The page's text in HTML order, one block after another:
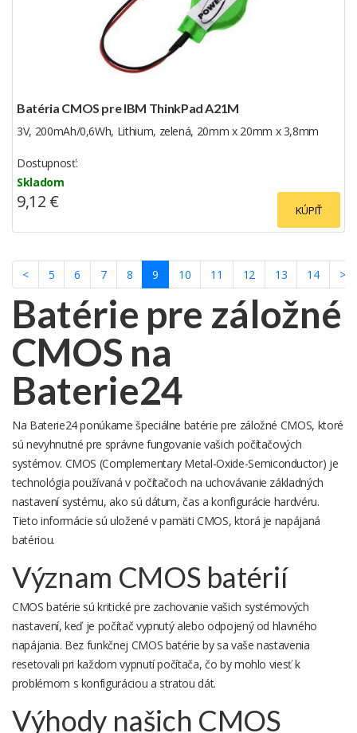
Batéria CMOS pre IBM ThinkPad A21M
3V, 200mAh/0,6Wh, Lithium, zelená, 20mm x 20mm x 3,8mm
Dostupnosť:
Skladom
KÚPIŤ
9,12 €
< 5 6 7 8 9(current)
10 11 12 13 14 >
Batérie pre záložné
CMOS na
Baterie24
Na Baterie24 ponúkame špeciálne batérie pre záložné CMOS, ktoré
sú nevyhnutné pre správne fungovanie vašich počítačových
systémov. CMOS (Complementary Metal-Oxide-Semiconductor) je
technológia používaná v počítačoch na uchovávanie základných
nastavení systému, ako sú dátum, čas a konfigurácie hardvéru.
Tieto informácie sú uložené v pamäti CMOS, ktorá je napájaná
batériou.
Význam CMOS batérií
CMOS batérie sú kritické pre zachovanie vašich systémových
nastavení, keď je počítač vypnutý alebo odpojený od hlavného
napájania. Bez funkčnej CMOS batérie by sa vaše nastavenia
resetovali pri každom vypnutí počítača, čo by mohlo viesť k
problémom s konfiguráciou a stratou dát.
Výhody našich CMOS